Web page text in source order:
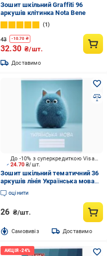
Зошит шкільний Graffiti 96
аркушів клітинка Nota Bene
1
43 -10.70 ₴
32.30 ₴/шт.
Доставимо
24.70₴/шт.
До -10% з суперкредиткою Visa Вигода
Зошит шкільний тематичний 36
аркушів лінія Українська мова
Nota Bene
оцінити
26 ₴/шт.
Cамовивіз Доставимо